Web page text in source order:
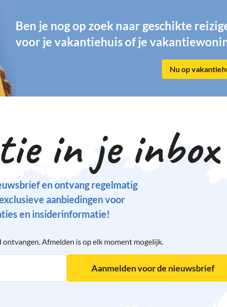
Ben je nog op zoek naar geschikte
voor je vakantiehuis of je
Nu op
in je inbox
en ontvang regelmatig
aanbiedingen voor
en insiderinformatie!
Afmelden is op elk moment mogelijk.
Aanmelden voor de nieuwsbrief